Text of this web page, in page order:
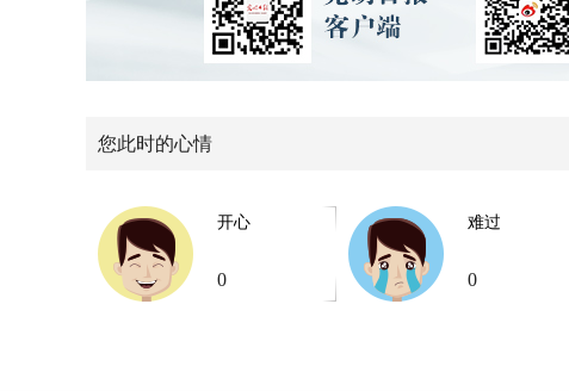
您此时的心情
开心
0
难过
0